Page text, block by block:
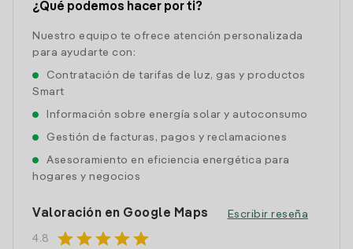
¿Qué podemos hacer por ti?
Nuestro equipo te ofrece atención personalizada
para ayudarte con:
Contratación de tarifas de luz, gas y productos
Smart
Información sobre energía solar y autoconsumo
Gestión de facturas, pagos y reclamaciones
Asesoramiento en eficiencia energética para
hogares y negocios
Valoración en Google Maps
4.8 starstarstarstarstar
Escribir reseña